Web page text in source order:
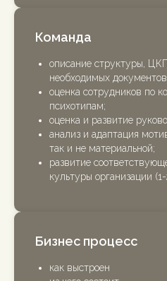
Команда
описание структуры,
необходимых
оценка сотрудников по
психотипам;
оценка и развитие
анализ и адаптация
так и не материальной;
развитие
культуры организации (1-
Бизнес процесс
как выстроен